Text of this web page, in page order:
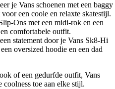
je Vans schoenen met een baggy
een coole en relaxte skatestijl.
Ons met een midi-rok en een
comfortabele outfit.
statement door je Vans Sk8-Hi
oversized hoodie en een dad
of een gedurfde outfit, Vans
coolness toe aan elke stijl.